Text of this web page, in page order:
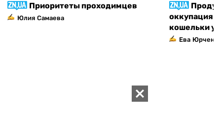
Приоритеты проходимцев
Юлия Самаева
оккупация
кошельки
Ева